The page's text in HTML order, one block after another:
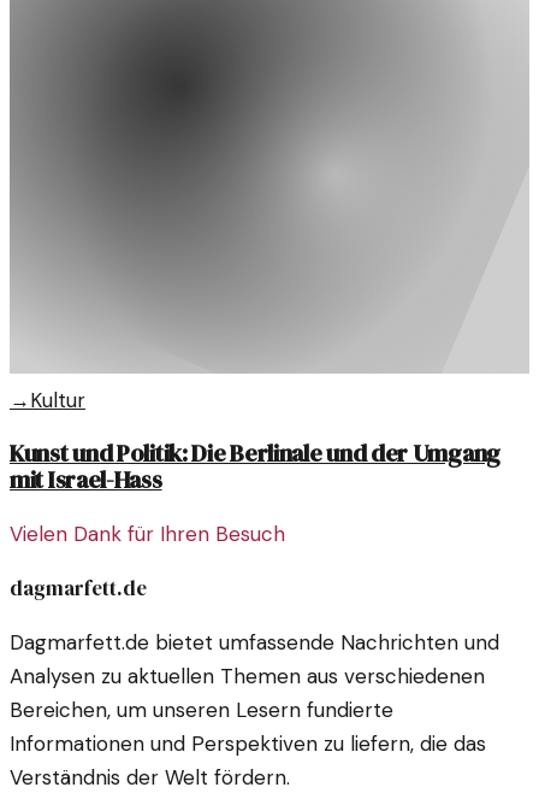
→Kultur
Kunst und Politik: Die Berlinale und der Umgang
mit Israel-Hass
Vielen Dank für Ihren Besuch
dagmarfett.de
Dagmarfett.de bietet umfassende Nachrichten und
Analysen zu aktuellen Themen aus verschiedenen
Bereichen, um unseren Lesern fundierte
Informationen und Perspektiven zu liefern, die das
Verständnis der Welt fördern.